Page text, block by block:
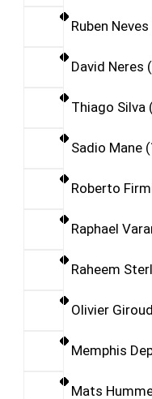
Ruben Neves
David Neres
Thiago Silva
Sadio Mane
Roberto
Raphael
Raheem
Olivier Giroud
Memphis
Mats